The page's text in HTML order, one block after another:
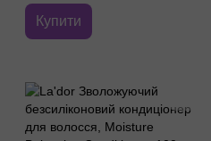
Купити